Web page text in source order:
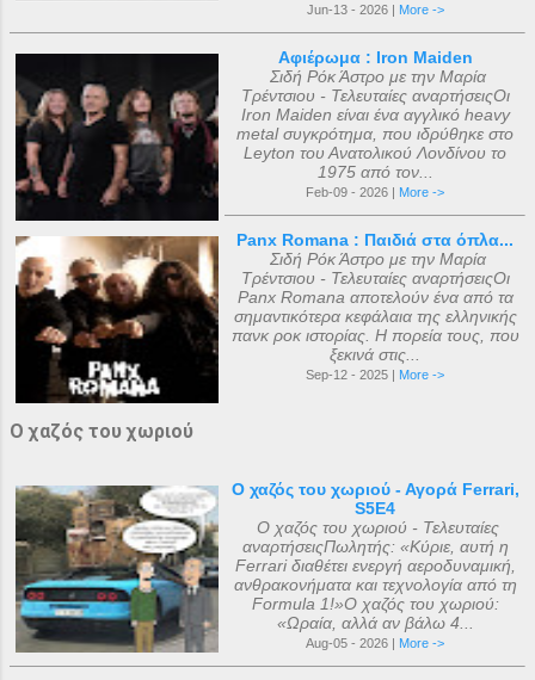
Jun-13 - 2026 | More ->
Αφιέρωμα : Iron Maiden
Σιδή Ρόκ Άστρο με την Μαρία
Τρέντσιου - Τελευταίες αναρτήσειςΟι
Iron Maiden είναι ένα αγγλικό heavy
metal συγκρότημα, που ιδρύθηκε στο
Leyton του Ανατολικού Λονδίνου το
1975 από τον...
Feb-09 - 2026 | More ->
Panx Romana : Παιδιά στα όπλα...
Σιδή Ρόκ Άστρο με την Μαρία
Τρέντσιου - Τελευταίες αναρτήσειςΟι
Panx Romana αποτελούν ένα από τα
σημαντικότερα κεφάλαια της ελληνικής
πανκ ροκ ιστορίας. Η πορεία τους, που
ξεκινά στις...
Sep-12 - 2025 | More ->
Ο χαζός του χωριού
Ο χαζός του χωριού - Αγορά Ferrari,
S5E4
Ο χαζός του χωριού - Τελευταίες
αναρτήσειςΠωλητής: «Κύριε, αυτή η
Ferrari διαθέτει ενεργή αεροδυναμική,
ανθρακονήματα και τεχνολογία από τη
Formula 1!»Ο χαζός του χωριού:
«Ωραία, αλλά αν βάλω 4...
Aug-05 - 2026 | More ->